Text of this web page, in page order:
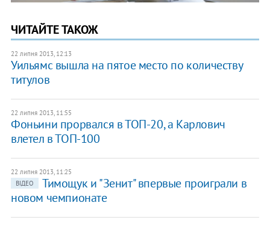
ЧИТАЙТЕ ТАКОЖ
22 липня 2013, 12:13
Уильямс вышла на пятое место по количеству
титулов
22 липня 2013, 11:55
Фоньини прорвался в ТОП-20, а Карлович
влетел в ТОП-100
22 липня 2013, 11:25
ВІДЕО
Тимощук и "Зенит" впервые проиграли в
новом чемпионате